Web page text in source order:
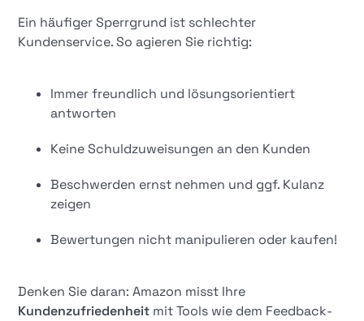
Ein häufiger Sperrgrund ist schlechter
Kundenservice. So agieren Sie richtig:
Immer freundlich und lösungsorientiert
antworten
Keine Schuldzuweisungen an den Kunden
Beschwerden ernst nehmen und ggf. Kulanz
zeigen
Bewertungen nicht manipulieren oder kaufen!
Denken Sie daran: Amazon misst Ihre
Kundenzufriedenheit mit Tools wie dem Feedback-